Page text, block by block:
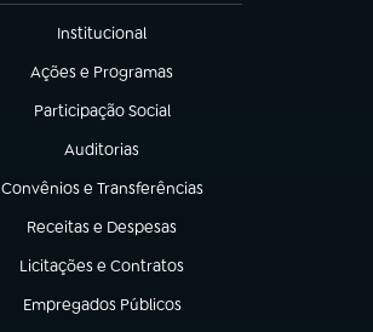
Institucional
(abre em nova aba)
Ações e Programas
(abre em nova aba)
Participação Social
(abre em nova aba)
Auditorias
(abre em nova aba)
Convênios e Transferências
(abre em nova aba)
Receitas e Despesas
(abre em nova aba)
Licitações e Contratos
(abre em nova aba)
Empregados Públicos
(abre em nova aba)